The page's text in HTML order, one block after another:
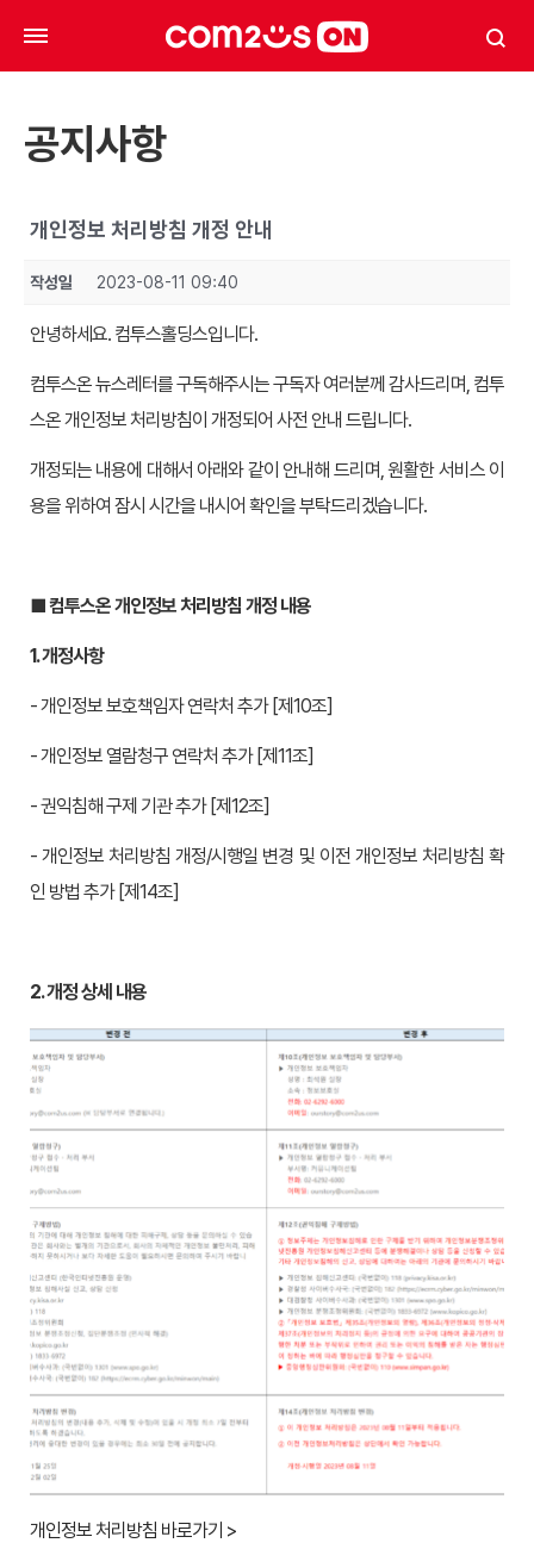
공지사항
개인정보 처리방침 개정 안내
작성일 2023-08-11 09:40
안녕하세요. 컴투스홀딩스입니다.
컴투스온 뉴스레터를 구독해주시는 구독자 여러분께 감사드리며, 컴투
스온 개인정보 처리방침이 개정되어 사전 안내 드립니다.
개정되는 내용에 대해서 아래와 같이 안내해 드리며, 원활한 서비스 이
용을 위하여 잠시 시간을 내시어 확인을 부탁드리겠습니다.
■ 컴투스온 개인정보 처리방침 개정 내용
1.개정사항
- 개인정보 보호책임자 연락처 추가 [제10조]
- 개인정보 열람청구 연락처 추가 [제11조]
- 권익침해 구제 기관 추가 [제12조]
- 개인정보 처리방침 개정/시행일 변경 및 이전 개인정보 처리방침 확
인 방법 추가 [제14조]
2.개정 상세 내용
개인정보 처리방침 바로가기 >